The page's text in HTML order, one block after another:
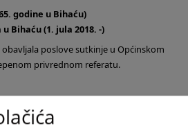
godine u Bihaću)
Bihaću (1. jula 2018. -)
poslove sutkinje u Općinskom
privrednom referatu.
(19.06.2025. -)